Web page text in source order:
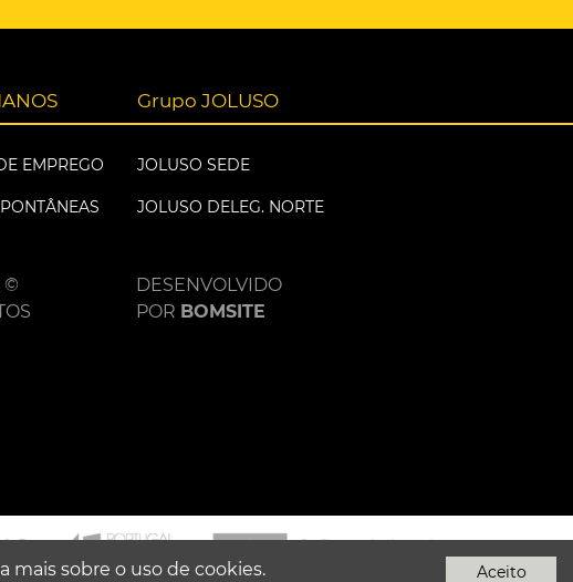
EMPREGO
Grupo JOLUSO
JOLUSO SEDE
JOLUSO DELEG. NORTE
©
DESENVOLVIDO
POR BOMSITE
mais sobre o uso de cookies.